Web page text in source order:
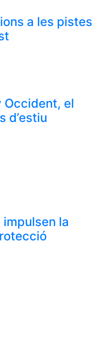
a les pistes
Occident, el
d’estiu
impulsen la